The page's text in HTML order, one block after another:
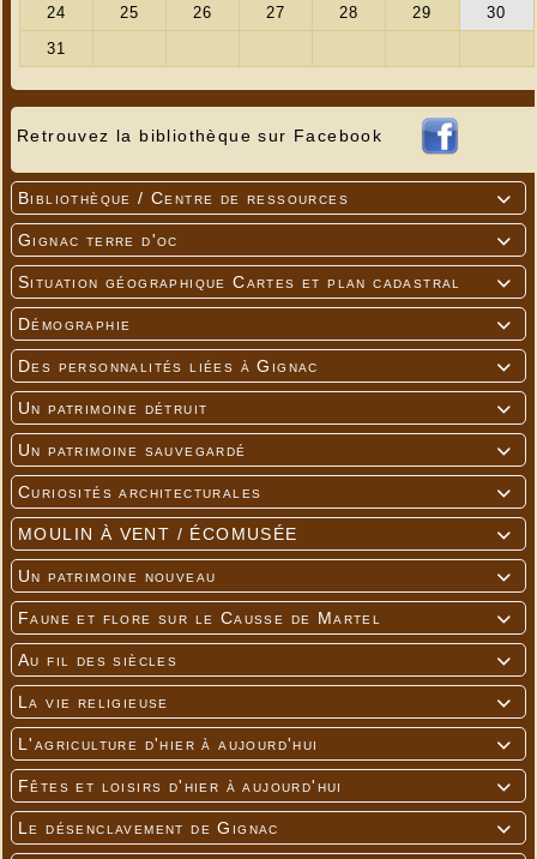
Retrouvez la bibliothèque sur Facebook

Bibliothèque / Centre de ressources

Gignac terre d'oc

Situation géographique Cartes et plan cadastral

Démographie

Des personnalités liées à Gignac

Un patrimoine détruit

Un patrimoine sauvegardé

Curiosités architecturales

MOULIN À VENT / ÉCOMUSÉE

Un patrimoine nouveau

Faune et flore sur le Causse de Martel

Au fil des siècles

La vie religieuse

L'agriculture d'hier à aujourd'hui

Fêtes et loisirs d'hier à aujourd'hui

Le désenclavement de Gignac